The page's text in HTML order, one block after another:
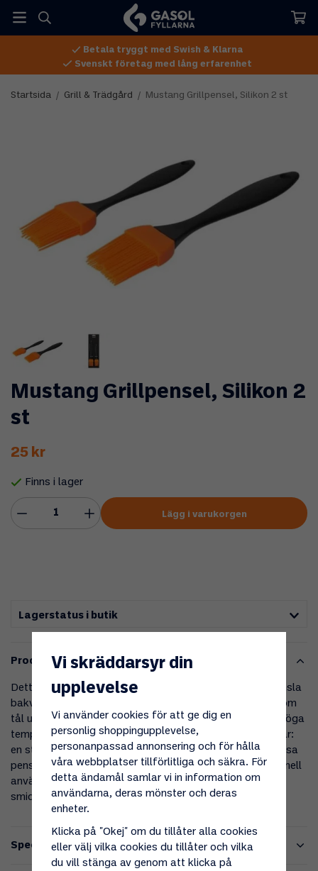
Betala tryggt med Swish & Klarna
Svenskt företag med lång erfarenhet
Startsida / Grill & Trädgård / Mustang Grillpensel, Silikon 2 st
Mustang Grillpensel, Silikon 2
st
25 kr
Finns i lager
Lägg i varukorgen
Lagerstatus i butik
Produktbeskrivning
Specifikationer
Detta 2-pack grillpenslar är mycket lämpliga för att pensla
bakverk, smöra in formar eller pensla kött. Med borst som
tål upp till 260 ºC är de hållbara och kan användas vid höga
temperaturer. Setet innehåller två penslar i olika storlekar:
en stor på 20,5 x 4 cm och en liten på 17,5 x 3,3 cm. Dessa
penslar är praktiska för både hemmabruk och professionell
användning, och de är perfekta för att ge en jämn och
smidig pensling vid matlagning och grillning.
Vi skräddarsyr din
upplevelse
Vi använder cookies för att ge dig en
personlig shoppingupplevelse,
personanpassad annonsering och för hålla
våra webbplatser tillförlitliga och säkra. För
detta ändamål samlar vi in information om
användarna, deras mönster och deras
enheter.
Klicka på "Okej" om du tillåter alla cookies
eller välj vilka cookies du tillåter och vilka
du vill stänga av genom att klicka på